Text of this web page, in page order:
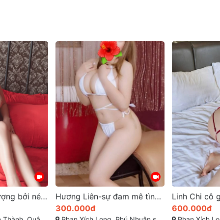
Hương Liên-sự đam mê tình dục và nhiệt tình
Linh Chi cô gái trẻ trung xinh đẹp hấp dẫn
600.000đ
600.000đ